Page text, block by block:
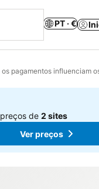
PT · €
os pagamentos influenciam
de2 sites
Ver preços